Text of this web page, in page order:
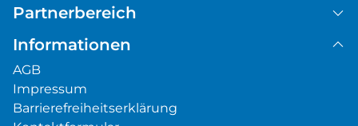
Partnerbereich
Informationen
AGB
Impressum
Barrierefreiheitserklärung